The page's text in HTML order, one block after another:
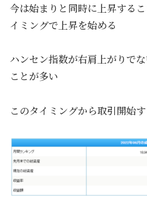
今は始まりと同時に上昇する
イミングで上昇を始める
ハンセン指数が右肩上がりで
ことが多い
このタイミングから取引開始